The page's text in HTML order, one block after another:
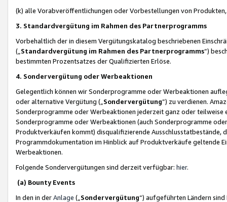
(k) alle Vorabveröffentlichungen oder Vorbestellungen von
3. Standardvergütung im Rahmen des Partnerprogramms
Vorbehaltlich der in diesem Vergütungskatalog beschriebenen
(„ Standardvergütung im Rahmen des Partnerprogramms“)
bestimmten Prozentsatzes der Qualifizierten Erlöse.
4. Sondervergütung oder Werbeaktionen
Gelegentlich können wir Sonderprogramme oder Werbeaktionen
oder alternative Vergütung („ Sondervergütung”) zu verdienen.
Sonderprogramme oder Werbeaktionen jederzeit ganz oder
Sonderprogramme oder Werbeaktionen (auch Sonderprogramme
Produktverkäufen kommt) disqualifizierende Ausschlusstatbestände,
Programmdokumentation im Hinblick auf Produktverkäufe geltende
Werbeaktionen.
Folgende Sondervergütungen sind derzeit verfügbar: hier.
(a) Bounty Events
In den in derAnlage („ Sondervergütung“) aufgeführten Ländern